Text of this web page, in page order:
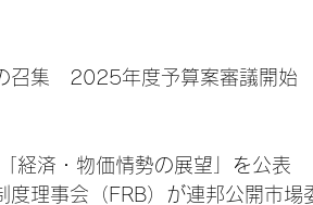
集　2025年度予算案審議開始
経済・物価情勢の展望」を公表
理事会（FRB）が連邦公開市場